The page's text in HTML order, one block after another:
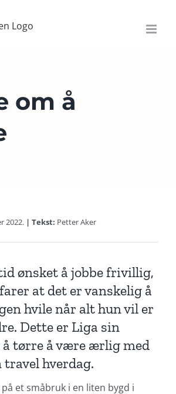
om å
2022. | Tekst: Petter Aker
ønsket å jobbe frivillig,
at det er vanskelig å
hvile når alt hun vil er
Dette er Liga sin
tørre å være ærlig med
travel hverdag.
et småbruk i en liten bygd i